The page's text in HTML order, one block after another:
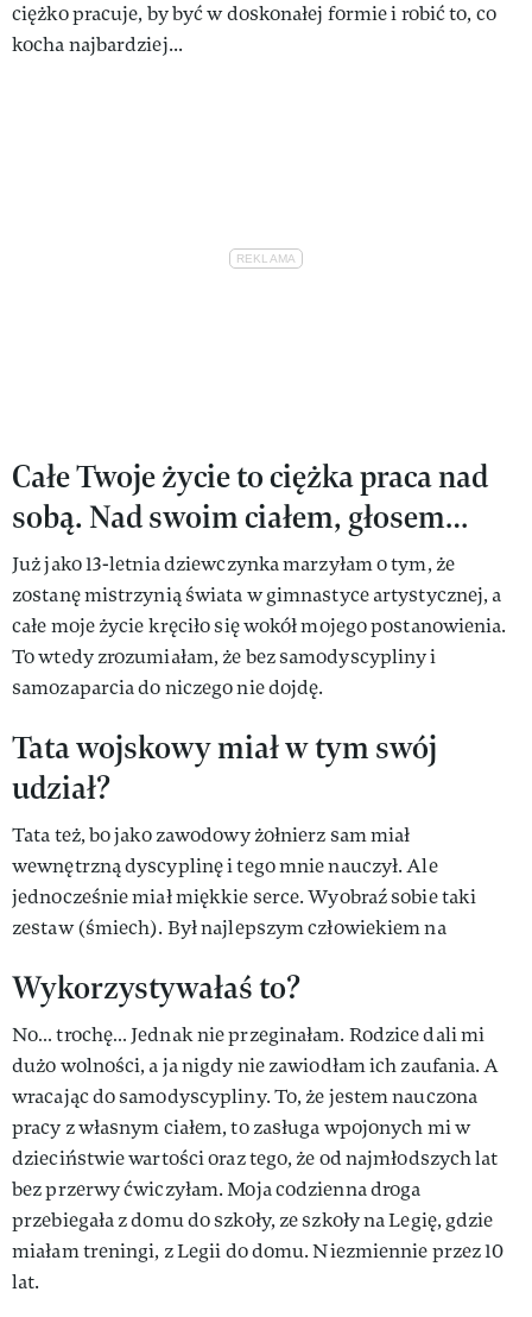
ciężko pracuje, by być w doskonałej formie i robić to, co
kocha najbardziej...
Całe Twoje życie to ciężka praca nad
sobą. Nad swoim ciałem, głosem…
Już jako 13-letnia dziewczynka marzyłam o tym, że
zostanę mistrzynią świata w gimnastyce artystycznej, a
całe moje życie kręciło się wokół mojego postanowienia.
To wtedy zrozumiałam, że bez samodyscypliny i
samozaparcia do niczego nie dojdę.
Tata wojskowy miał w tym swój
udział?
Tata też, bo jako zawodowy żołnierz sam miał
wewnętrzną dyscyplinę i tego mnie nauczył. Ale
jednocześnie miał miękkie serce. Wyobraź sobie taki
zestaw (śmiech). Był najlepszym człowiekiem na
Wykorzystywałaś to?
No… trochę… Jednak nie przeginałam. Rodzice dali mi
dużo wolności, a ja nigdy nie zawiodłam ich zaufania. A
wracając do samodyscypliny. To, że jestem nauczona
pracy z własnym ciałem, to zasługa wpojonych mi w
dzieciństwie wartości oraz tego, że od najmłodszych lat
bez przerwy ćwiczyłam. Moja codzienna droga
przebiegała z domu do szkoły, ze szkoły na Legię, gdzie
miałam treningi, z Legii do domu. Niezmiennie przez 10
lat.